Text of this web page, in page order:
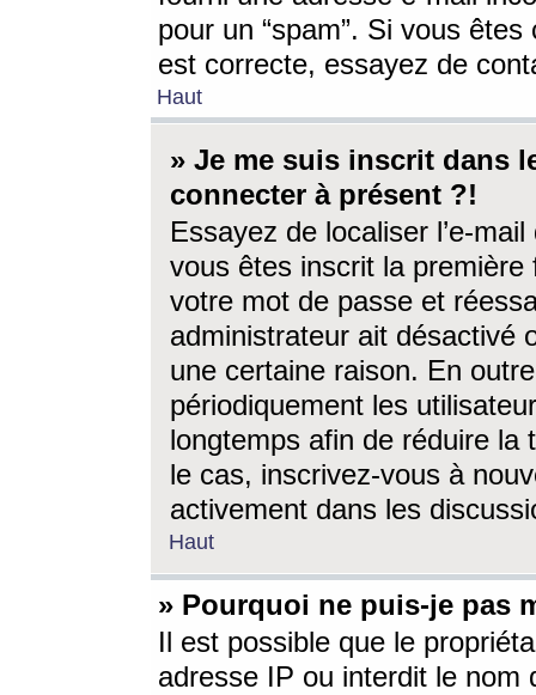
pour un “spam”. Si vous
est correcte, essayez de
Haut
» Je me suis inscrit dans
connecter à présent ?!
Essayez de localiser l’e-
vous êtes inscrit la première
votre mot de passe et
administrateur ait désactivé
une certaine raison. En
périodiquement les
longtemps afin de réduire la
le cas, inscrivez-vous à
activement dans les
Haut
» Pourquoi ne puis-je pas
Il est possible que le
adresse IP ou interdit le nom